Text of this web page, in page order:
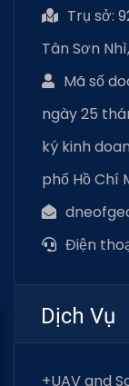
Trụ sở:
Tân Sơn
Mã số
ngày 25
ký kinh
phố Hồ Chí
Điện
Dịch Vụ
+UAV and